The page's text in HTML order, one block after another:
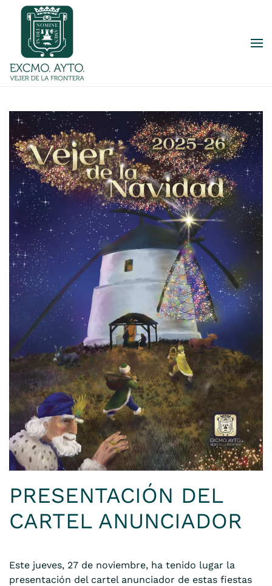
Skip to main content
PRESENTACIÓN DEL
CARTEL ANUNCIADOR
Este jueves, 27 de noviembre, ha tenido lugar la
presentación del cartel anunciador de estas fiestas